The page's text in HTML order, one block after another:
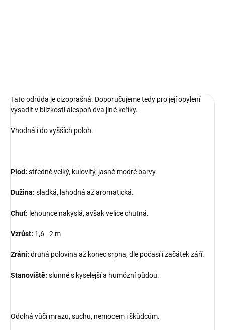
Tato odrůda je cizoprašná. Doporučujeme tedy pro její opylení
vysadit v blízkosti alespoň dva jiné keříky.
Vhodná i do vyšších poloh.
Plod: středně velký, kulovitý, jasně modré barvy.
Dužina: sladká, lahodná až aromatická.
Chuť: lehounce nakyslá, avšak velice chutná.
Vzrůst: 1,6 - 2 m
Zrání: druhá polovina až konec srpna, dle počasí i začátek září.
Stanoviště: slunné s kyselejší a humózní půdou.
Odolná vůči mrazu, suchu, nemocem i škůdcům.